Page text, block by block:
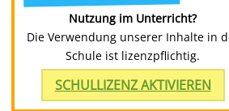
Nutzung im Unterricht?
Die Verwendung unserer Inhalte in
Schule ist lizenzpflichtig.
SCHULLIZENZ AKTIVIEREN